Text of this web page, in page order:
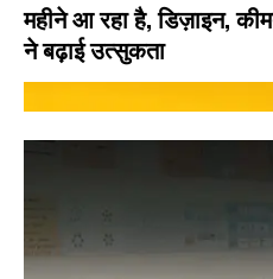
महीने आ रहा है, डिज़ाइन,
ने बढ़ाई उत्सुकता